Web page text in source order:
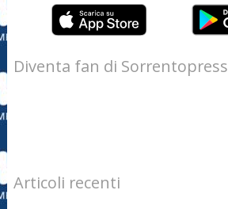
Diventa fan di Sorrentopress
Articoli recenti